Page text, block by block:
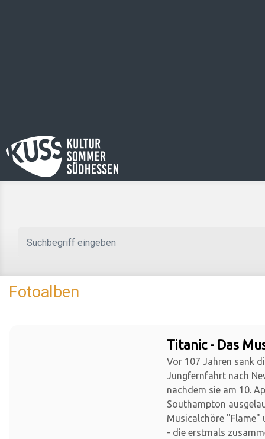
Fotoalben
Titanic - Das
Vor 107 Jahren sank
Jungfernfahrt nach
nachdem sie am 10.
Southampton
Musicalchöre "Flame"
- die erstmals